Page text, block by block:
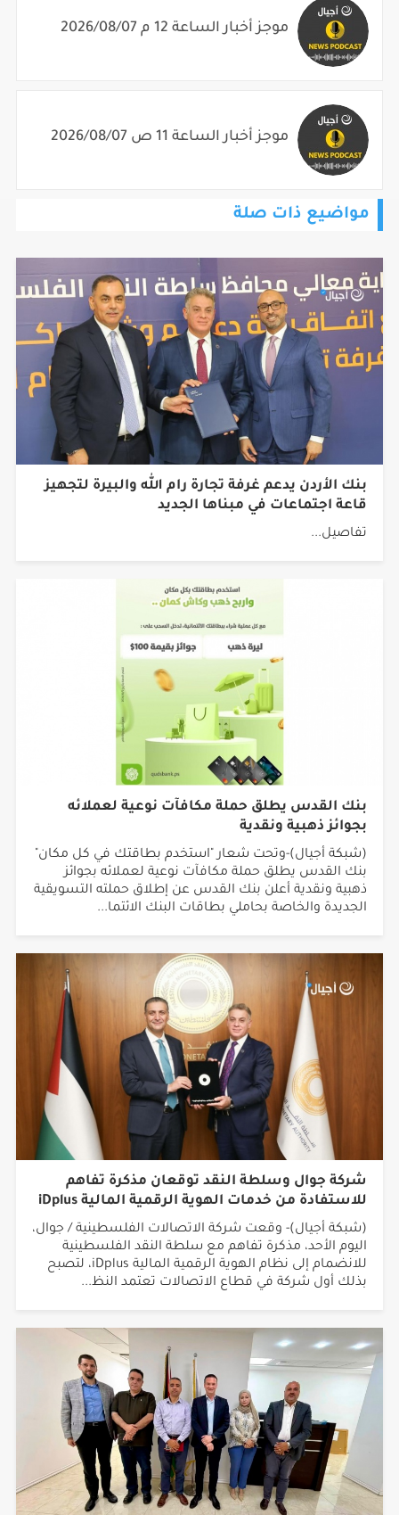
موجز أخبار الساعة 12 م 2026/08/07
موجز أخبار الساعة 11 ص 2026/08/07
مواضيع ذات صلة
بنك الأردن يدعم غرفة تجارة رام الله والبيرة لتجهيز
قاعة اجتماعات في مبناها الجديد
تفاصيل...
بنك القدس يطلق حملة مكافآت نوعية لعملائه
بجوائز ذهبية ونقدية
(شبكة أجيال)-وتحت شعار "استخدم بطاقتك في كل مكان"
بنك القدس يطلق حملة مكافآت نوعية لعملائه بجوائز
ذهبية ونقدية أعلن بنك القدس عن إطلاق حملته التسويقية
الجديدة والخاصة بحاملي بطاقات البنك الائتما...
شركة جوال وسلطة النقد توقعان مذكرة تفاهم
للاستفادة من خدمات الهوية الرقمية المالية iDplus
(شبكة أجيال)- وقعت شركة الاتصالات الفلسطينية / جوال،
اليوم الأحد، مذكرة تفاهم مع سلطة النقد الفلسطينية
للانضمام إلى نظام الهوية الرقمية المالية iDplus، لتصبح
بذلك أول شركة في قطاع الاتصالات تعتمد النظ...